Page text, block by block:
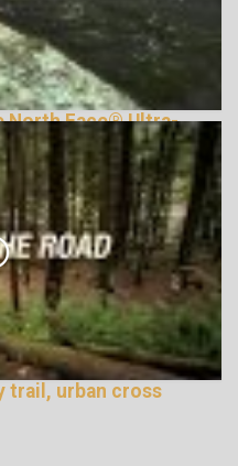
North Face® Ultra-
ről
trail, urban cross